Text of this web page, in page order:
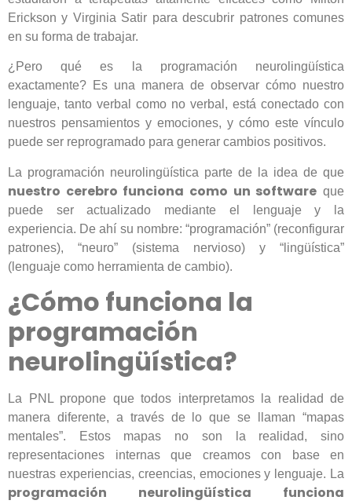
Erickson y Virginia Satir para descubrir patrones comunes
en su forma de trabajar.
¿Pero qué es la programación neurolingüística
exactamente? Es una manera de observar cómo nuestro
lenguaje, tanto verbal como no verbal, está conectado con
nuestros pensamientos y emociones, y cómo este vínculo
puede ser reprogramado para generar cambios positivos.
La programación neurolingüística parte de la idea de que
nuestro cerebro funciona como un software que
puede ser actualizado mediante el lenguaje y la
experiencia. De ahí su nombre: “programación” (reconfigurar
patrones), “neuro” (sistema nervioso) y “lingüística”
(lenguaje como herramienta de cambio).
¿Cómo funciona la
programación
neurolingüística?
La PNL propone que todos interpretamos la realidad de
manera diferente, a través de lo que se llaman “mapas
mentales”. Estos mapas no son la realidad, sino
representaciones internas que creamos con base en
nuestras experiencias, creencias, emociones y lenguaje. La
programación neurolingüística funciona